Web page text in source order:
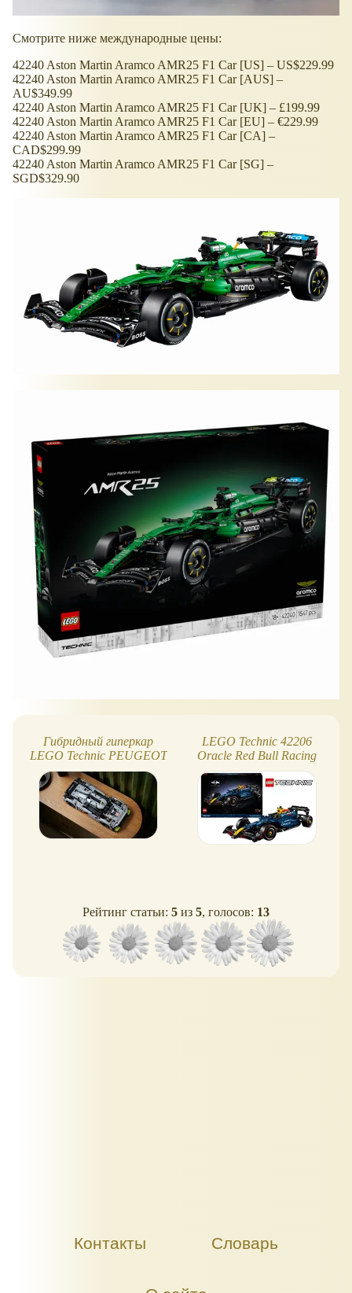
Смотрите ниже международные цены:
42240 Aston Martin Aramco AMR25 F1 Car [US] – US$229.99
42240 Aston Martin Aramco AMR25 F1 Car [AUS] –
AU$349.99
42240 Aston Martin Aramco AMR25 F1 Car [UK] – £199.99
42240 Aston Martin Aramco AMR25 F1 Car [EU] – €229.99
42240 Aston Martin Aramco AMR25 F1 Car [CA] –
CAD$299.99
42240 Aston Martin Aramco AMR25 F1 Car [SG] –
SGD$329.90
Гибридный гиперкар
LEGO Technic PEUGEOT
9X8 24H Le Mans Hybrid
LEGO Technic 42206
Oracle Red Bull Racing
RB20 F1
Рейтинг статьи: 5 из 5, голосов: 13
Контакты Словарь